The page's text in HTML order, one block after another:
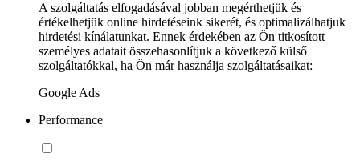
A szolgáltatás elfogadásával jobban megérthetjük és
értékelhetjük online hirdetéseink sikerét, és optimalizálhatjuk
hirdetési kínálatunkat. Ennek érdekében az Ön titkosított
személyes adatait összehasonlítjuk a következő külső
szolgáltatókkal, ha Ön már használja szolgáltatásaikat:
Google Ads
Performance